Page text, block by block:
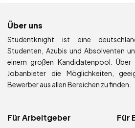
Über uns
Studentknight ist eine
Studenten, Azubis und Absolventen
einem großen Kandidatenpool. Über
Jobanbieter die Möglichkeiten,
Bewerber aus allen Bereichen zu finden.
Für Arbeitgeber Für